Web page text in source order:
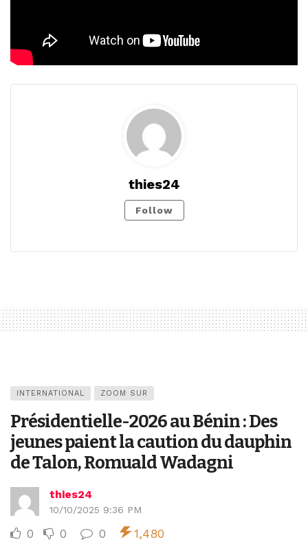
thies24
Follow
INTERNATIONAL ZOOM SUR
Présidentielle-2026 au Bénin : Des
jeunes paient la caution du dauphin
de Talon, Romuald Wadagni
thies24
10/10/2025 9:36 PM
0 0 0 1,480